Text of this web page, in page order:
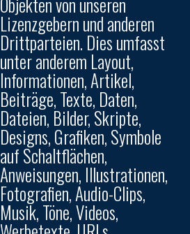
Lizenzgebern und anderen
Drittparteien. Dies umfasst
unter anderem Layout,
Informationen, Artikel,
Beiträge, Texte, Daten,
Dateien, Bilder, Skripte,
Designs, Grafiken, Symbole
auf Schaltflächen,
Anweisungen, Illustrationen,
Fotografien, Audio-Clips,
Musik, Töne, Videos,